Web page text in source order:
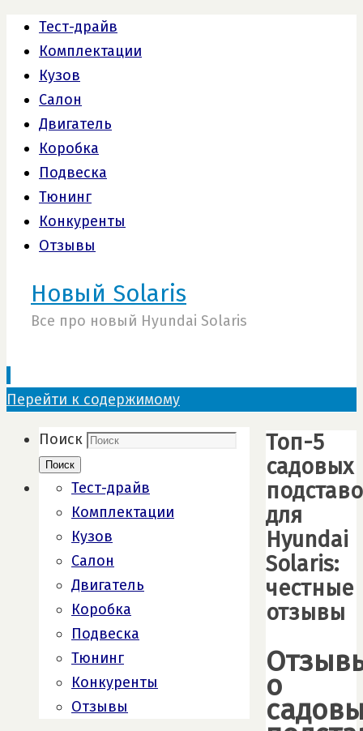
Тест-драйв
Комплектации
Кузов
Салон
Двигатель
Коробка
Подвеска
Тюнинг
Конкуренты
Отзывы
Новый Solaris
Все про новый Hyundai Solaris
Перейти к содержимому
Топ-5
садовых
для
Hyundai
Solaris:
честные
отзывы
о
Поиск
Поиск
Тест-драйв
Комплектации
Кузов
Салон
Двигатель
Коробка
Подвеска
Тюнинг
Конкуренты
Отзывы